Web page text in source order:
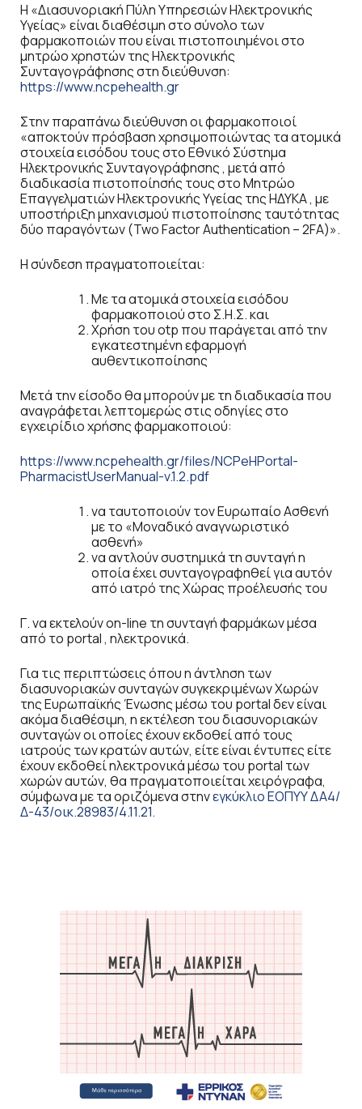
Η «Διασυνοριακή Πύλη Υπηρεσιών Ηλεκτρονικής
Υγείας» είναι διαθέσιμη στο σύνολο των
φαρμακοποιών που είναι πιστοποιημένοι στο
μητρώο χρηστών της Ηλεκτρονικής
Συνταγογράφησης στη διεύθυνση:
https://www.ncpehealth.gr
Στην παραπάνω διεύθυνση οι φαρμακοποιοί
«αποκτούν πρόσβαση χρησιμοποιώντας τα ατομικά
στοιχεία εισόδου τους στο Εθνικό Σύστημα
Ηλεκτρονικής Συνταγογράφησης , μετά από
διαδικασία πιστοποίησής τους στο Μητρώο
Επαγγελματιών Ηλεκτρονικής Υγείας της ΗΔΥΚΑ , με
υποστήριξη μηχανισμού πιστοποίησης ταυτότητας
δύο παραγόντων (Two Factor Authentication – 2FA)».
Η σύνδεση πραγματοποιείται:
Με τα ατομικά στοιχεία εισόδου
φαρμακοποιού στο Σ.Η.Σ. και
Χρήση του otp που παράγεται από την
εγκατεστημένη εφαρμογή
αυθεντικοποίησης
Μετά την είσοδο θα μπορούν με τη διαδικασία που
αναγράφεται λεπτομερώς στις οδηγίες στο
εγχειρίδιο χρήσης φαρμακοποιού:
https://www.ncpehealth.gr/files/NCPeHPortal-
PharmacistUserManual-v.1.2.pdf
να ταυτοποιούν τον Ευρωπαίο Ασθενή
με το «Μοναδικό αναγνωριστικό
ασθενή»
να αντλούν συστημικά τη συνταγή η
οποία έχει συνταγογραφηθεί για αυτόν
από ιατρό της Χώρας προέλευσής του
Γ. να εκτελούν on-line τη συνταγή φαρμάκων μέσα
από το portal , ηλεκτρονικά.
Για τις περιπτώσεις όπου η άντληση των
διασυνοριακών συνταγών συγκεκριμένων Χωρών
της Ευρωπαϊκής Ένωσης μέσω του portal δεν είναι
ακόμα διαθέσιμη, η εκτέλεση του διασυνοριακών
συνταγών οι οποίες έχουν εκδοθεί από τους
ιατρούς των κρατών αυτών, είτε είναι έντυπες είτε
έχουν εκδοθεί ηλεκτρονικά μέσω του portal των
χωρών αυτών, θα πραγματοποιείται χειρόγραφα,
σύμφωνα με τα οριζόμενα στηνεγκύκλιο ΕΟΠΥΥ ΔΑ4/
Δ-43/οικ.28983/4.11.21.